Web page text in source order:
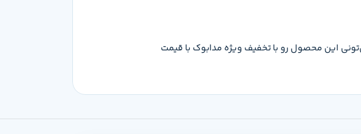
1401) تو تاریخ 1405/05/14 معادل 52,000 تومان هست که می‌تونی این محصول رو با تخفیف ویژه مدابوک با قیمت